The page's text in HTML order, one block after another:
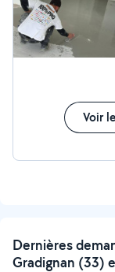
Voir
Dernières
Gradignan (33)